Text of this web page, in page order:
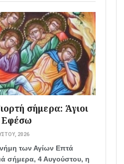
σήμερα: Άγιοι
Εφέσω
2026
των Αγίων Επτά
σήμερα, 4 Αυγούστου, η